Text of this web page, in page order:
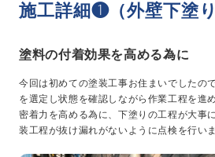
施工詳細❶（外壁下塗り
塗料の付着効果を高める為に
今回は初めての塗装工事お住まいでしたの
を選定し状態を確認しながら作業工程を進
密着力を高める為に、下塗りの工程が大事
装工程が抜け漏れがないように点検を行いま